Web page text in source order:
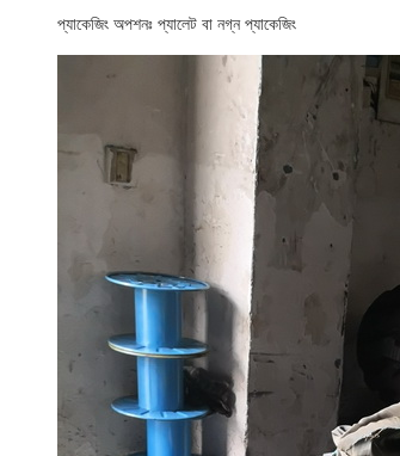
প্যাকেজিং অপশনঃ প্যালেট বা নগ্ন প্যাকেজিং